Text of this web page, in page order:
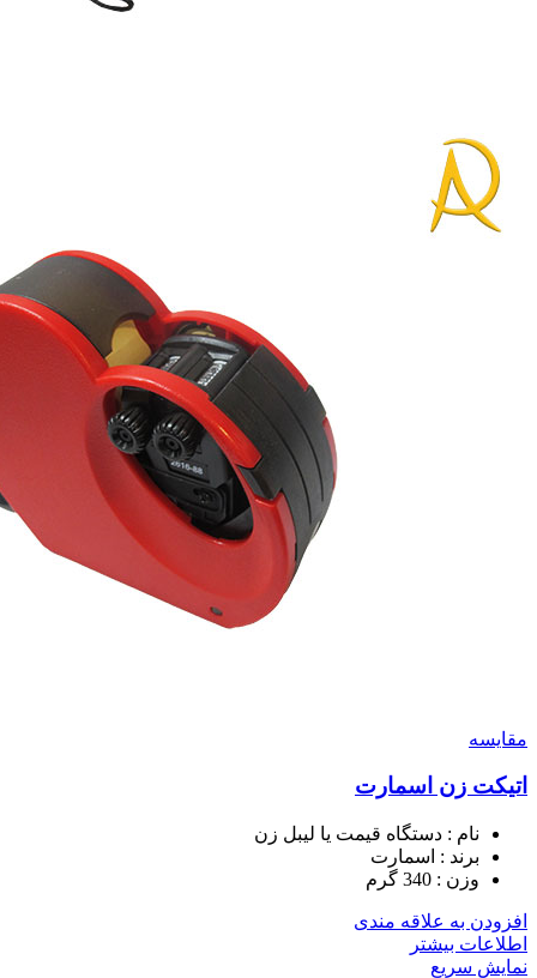
مقايسه
اتیکت زن اسمارت
نام : دستگاه قیمت یا لیبل زن
برند : اسمارت
وزن : 340 گرم
افزودن به علاقه مندی
اطلاعات بیشتر
نمایش سریع